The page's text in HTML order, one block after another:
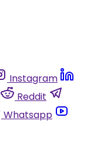
Instagram
Reddit
Whatsapp